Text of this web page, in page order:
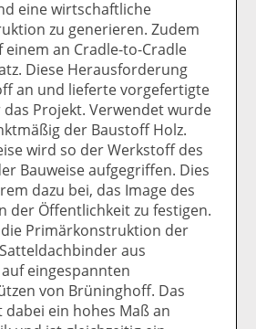
eine wirtschaftliche
zu generieren. Zudem
einem an Cradle-to-Cradle
Diese Herausforderung
an und lieferte vorgefertigte
Projekt. Verwendet wurde
der Baustoff Holz.
wird so der Werkstoff des
Bauweise aufgegriffen. Dies
dazu bei, das Image des
der Öffentlichkeit zu festigen.
Primärkonstruktion der
aus
eingespannten
von Brüninghoff. Das
ein hohes Maß an